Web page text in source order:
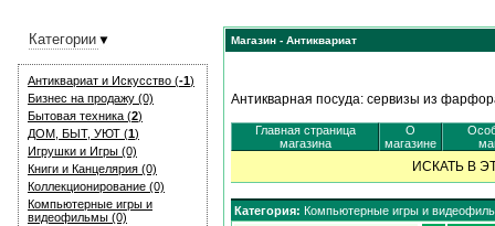
Антиквариат и Искуcство (-1)
Бизнес на продажу (0)
Бытовая техника (2)
ДОМ, БЫТ, УЮТ (1)
Игрушки и Игры (0)
Книги и Канцелярия (0)
Коллекционирование (0)
Компьютерные игры и
видеофильмы (0)
Категории Магазин - Антиквариат
Антикварная посуда: сервизы из
Главная страница
магазина
О
магазине
ИСКАТЬ В
Категория: Компьютерные игры и